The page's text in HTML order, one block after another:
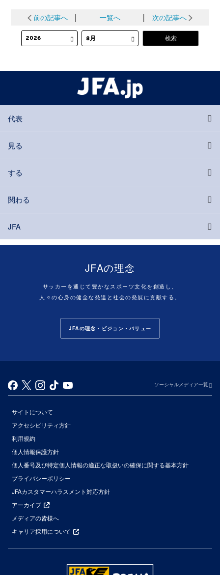
前の記事へ 一覧へ 次の記事へ
代表
見る
する
関わる
JFA
JFAの理念
サッカーを通じて豊かなスポーツ文化を創造し、
人々の心身の健全な発達と社会の発展に貢献する。
JFAの理念・ビジョン・バリュー
ソーシャルメディア一覧
サイトについて
アクセシビリティ方針
利用規約
個人情報保護方針
個人番号及び特定個人情報の適正な取扱いの確保に関する基本方針
プライバシーポリシー
JFAカスタマーハラスメント対応方針
アーカイブ
メディアの皆様へ
キャリア採用について